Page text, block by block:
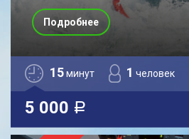
15минут 1 человек
5 000 a
Подробнее